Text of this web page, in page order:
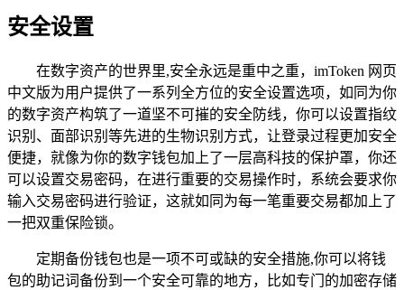
安全设置
在数字资产的世界里,安全永远是重中之重，imToken 网页
中文版为用户提供了一系列全方位的安全设置选项，如同为你
的数字资产构筑了一道坚不可摧的安全防线，你可以设置指纹
识别、面部识别等先进的生物识别方式，让登录过程更加安全
便捷，就像为你的数字钱包加上了一层高科技的保护罩，你还
可以设置交易密码，在进行重要的交易操作时，系统会要求你
输入交易密码进行验证，这就如同为每一笔重要交易都加上了
一把双重保险锁。
定期备份钱包也是一项不可或缺的安全措施,你可以将钱
包的助记词备份到一个安全可靠的地方，比如专门的加密存储